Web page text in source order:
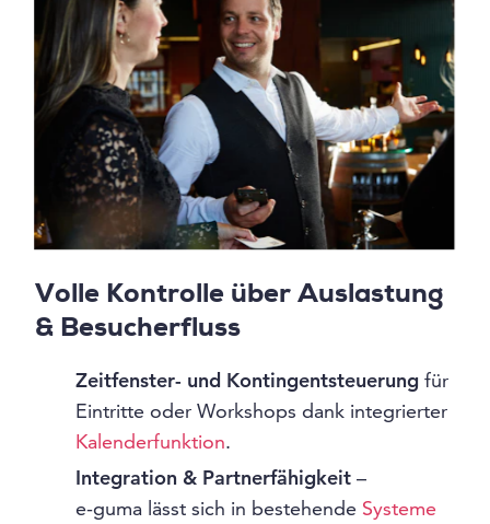
Volle Kontrolle über Auslastung
& Besucherfluss
Zeitfenster- und Kontingentsteuerung für
Eintritte oder Workshops dank integrierter
Kalenderfunktion.
Integration & Partnerfähigkeit –
e-guma lässt sich in bestehende Systeme